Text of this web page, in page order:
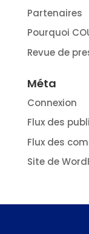
Partenaires
Pourquoi
Revue de
Méta
Connexion
Flux des
Flux des
Site de